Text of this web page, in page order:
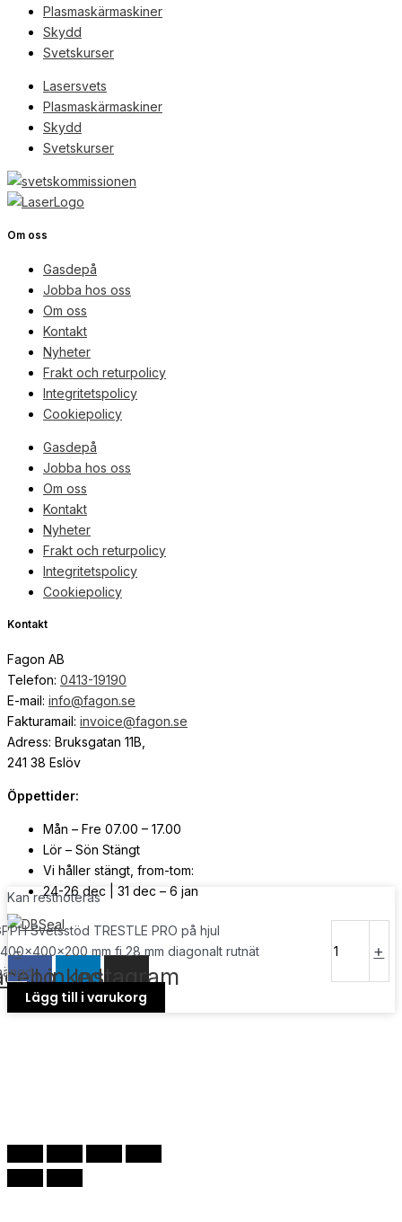
Plasmaskärmaskiner
Skydd
Svetskurser
Lasersvets
Plasmaskärmaskiner
Skydd
Svetskurser
Om oss
Gasdepå
Jobba hos oss
Om oss
Kontakt
Nyheter
Frakt och returpolicy
Integritetspolicy
Cookiepolicy
Gasdepå
Jobba hos oss
Om oss
Kontakt
Nyheter
Frakt och returpolicy
Integritetspolicy
Cookiepolicy
Kontakt
Fagon AB
Telefon: 0413-19190
E-mail: info@fagon.se
Fakturamail: invoice@fagon.se
Adress: Bruksgatan 11B,
241 38 Eslöv
Öppettider:
Mån – Fre 07.00 – 17.00
Lör – Sön Stängt
Vi håller stängt, from-tom:
24-26 dec | 31 dec – 6 jan
© Copyright2026 | Webb av Svensk Media Partner
Linkedin
Instagram
Kan restnoteras
-
Svetsstöd TRESTLE PRO på hjul
mm fi 28 mm diagonalt rutnät
+
Lägg till i varukorg